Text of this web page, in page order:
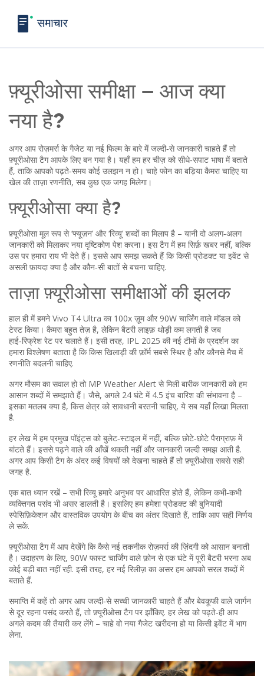
फ़्यूरीओसा समीक्षा – आज क्या
नया है?
अगर आप रोज़मर्रा के गैजेट या नई फिल्म के बारे में जल्दी‑से जानकारी चाहते हैं तो
फ़्यूरीओसा टैग आपके लिए बन गया है। यहाँ हम हर चीज़ को सीधे‑सपाट भाषा में बताते
हैं, ताकि आपको पढ़ते‑समय कोई उलझन न हो। चाहे फोन का बड़िया कैमरा चाहिए या
खेल की ताज़ा रणनीति, सब कुछ एक जगह मिलेगा।
फ़्यूरीओसा क्या है?
फ़्यूरीओसा मूल रूप से ‘फ्यूज़न’ और ‘रिव्यू’ शब्दों का मिलाप है – यानी दो अलग‑अलग
जानकारी को मिलाकर नया दृष्टिकोण पेश करना। इस टैग में हम सिर्फ़ खबर नहीं, बल्कि
उस पर हमारा राय भी देते हैं। इससे आप समझ सकते हैं कि किसी प्रोडक्ट या इवेंट से
असली फ़ायदा क्या है और कौन‑सी बातों से बचना चाहिए.
ताज़ा फ़्यूरीओसा समीक्षाओं की झलक
हाल ही में हमने Vivo T4 Ultra का 100x ज़ूम और 90W चार्जिंग वाले मॉडल को
टेस्ट किया। कैमरा बहुत तेज़ है, लेकिन बैटरी लाइफ़ थोड़ी कम लगती है जब
हाई‑रिफ्रेश रेट पर चलाते हैं। इसी तरह, IPL 2025 की नई टीमों के प्रदर्शन का
हमारा विश्लेषण बताता है कि किस खिलाड़ी की फ़ॉर्म सबसे स्थिर है और कौनसे मैच में
रणनीति बदलनी चाहिए.
अगर मौसम का सवाल हो तो MP Weather Alert से मिली बारीक जानकारी को हम
आसान शब्दों में समझाते हैं। जैसे, अगले 24 घंटे में 4.5 इंच बारिश की संभावना है –
इसका मतलब क्या है, किस क्षेत्र को सावधानी बरतनी चाहिए, ये सब यहाँ लिखा मिलता
है.
हर लेख में हम प्रमुख पॉइंट्स को बुलेट‑स्टाइल में नहीं, बल्कि छोटे‑छोटे पैराग्राफ़ में
बांटते हैं। इससे पढ़ने वाले की आँखें थकती नहीं और जानकारी जल्दी समझ आती है.
अगर आप किसी टैग के अंदर कई विषयों को देखना चाहते हैं तो फ़्यूरीओसा सबसे सही
जगह है.
एक बात ध्यान रखें – सभी रिव्यू हमारे अनुभव पर आधारित होते हैं, लेकिन कभी‑कभी
व्यक्तिगत पसंद भी असर डालती है। इसलिए हम हमेशा प्रोडक्ट की बुनियादी
स्पेसिफ़िकेशन और वास्तविक उपयोग के बीच का अंतर दिखाते हैं, ताकि आप सही निर्णय
ले सकें.
फ़्यूरीओसा टैग में आप देखेंगे कि कैसे नई तकनीक रोज़मर्रा की ज़िंदगी को आसान बनाती
है। उदाहरण के लिए, 90W फास्ट चार्जिंग वाले फ़ोन से एक घंटे में पूरी बैटरी भरना अब
कोई बड़ी बात नहीं रही. इसी तरह, हर नई रिलीज़ का असर हम आपको सरल शब्दों में
बताते हैं.
समाप्ति में कहें तो अगर आप जल्दी‑से सच्ची जानकारी चाहते हैं और बेवकूफी वाले जार्गन
से दूर रहना पसंद करते हैं, तो फ़्यूरीओसा टैग पर झाँकिए. हर लेख को पढ़ते‑ही आप
अगले कदम की तैयारी कर लेंगे – चाहे वो नया गैजेट खरीदना हो या किसी इवेंट में भाग
लेना.